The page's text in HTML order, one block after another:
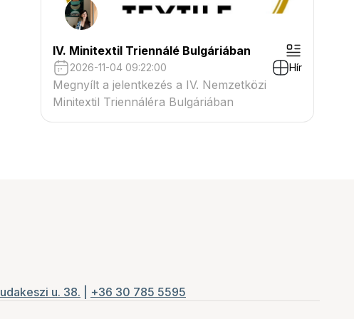
IV. Minitextil Triennálé Bulgáriában
2026-11-04 09:22:00 Hír
Megnyílt a jelentkezés a IV. Nemzetközi
Minitextil Triennáléra Bulgáriában
u. 38. +36 30 785 5595